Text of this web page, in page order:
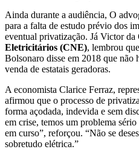
Ainda durante a audiência, O
para a falta de estudo prévio dos
eventual privatização. Já Victor da
Eletricitários (CNE), lembrou
Bolsonaro disse em 2018 que não
venda de estatais geradoras.
A economista Clarice Ferraz,
afirmou que o processo de
forma açodada, indevida e sem
em crise, temos um problema
em curso”, reforçou. “Não se
sobretudo elétrica.”